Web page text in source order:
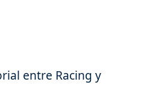
entre Racing y